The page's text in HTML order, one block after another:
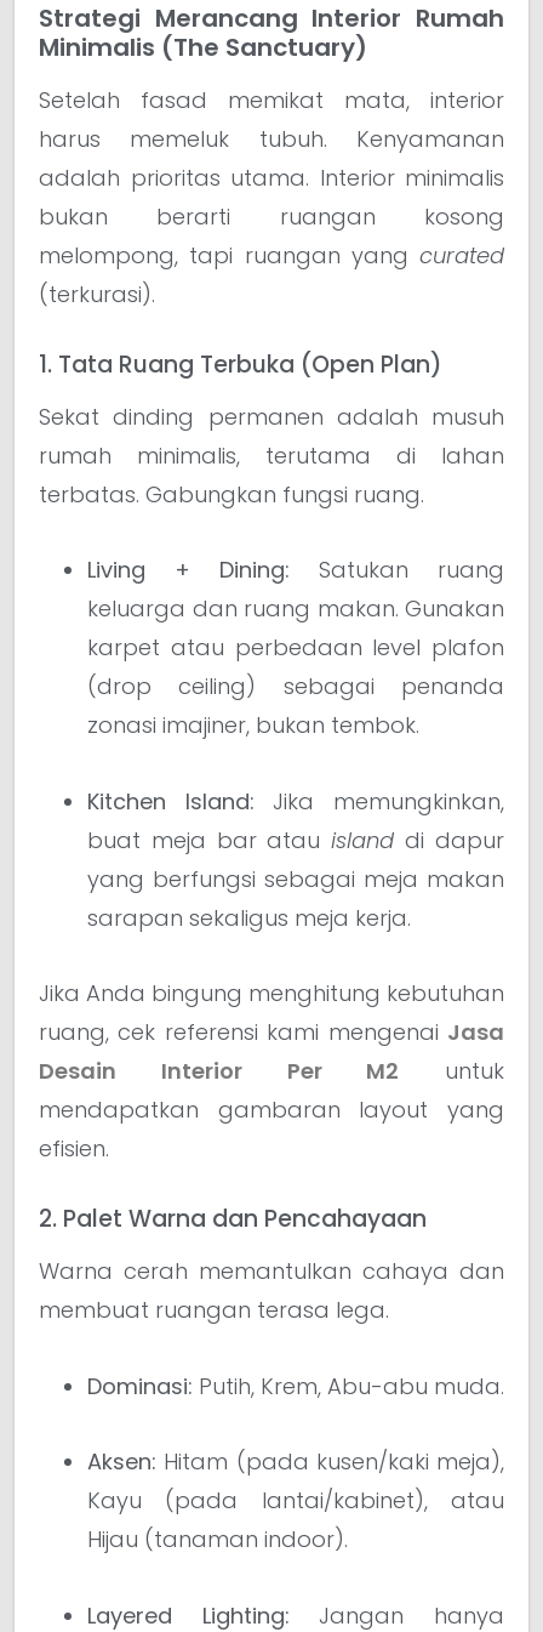
Strategi Merancang Interior Rumah
Minimalis (The Sanctuary)
Setelah fasad memikat mata, interior
harus memeluk tubuh. Kenyamanan
adalah prioritas utama. Interior minimalis
bukan berarti ruangan kosong
melompong, tapi ruangan yang curated
(terkurasi).
1. Tata Ruang Terbuka (Open Plan)
Sekat dinding permanen adalah musuh
rumah minimalis, terutama di lahan
terbatas. Gabungkan fungsi ruang.
Living + Dining: Satukan ruang
keluarga dan ruang makan. Gunakan
karpet atau perbedaan level plafon
(drop ceiling) sebagai penanda
zonasi imajiner, bukan tembok.
Kitchen Island: Jika memungkinkan,
buat meja bar atauisland di dapur
yang berfungsi sebagai meja makan
sarapan sekaligus meja kerja.
Jika Anda bingung menghitung kebutuhan
ruang, cek referensi kami mengenai Jasa
Desain Interior Per M2 untuk
mendapatkan gambaran layout yang
efisien.
2. Palet Warna dan Pencahayaan
Warna cerah memantulkan cahaya dan
membuat ruangan terasa lega.
Dominasi: Putih, Krem, Abu-abu muda.
Aksen: Hitam (pada kusen/kaki meja),
Kayu (pada lantai/kabinet), atau
Hijau (tanaman indoor).
Layered Lighting: Jangan hanya